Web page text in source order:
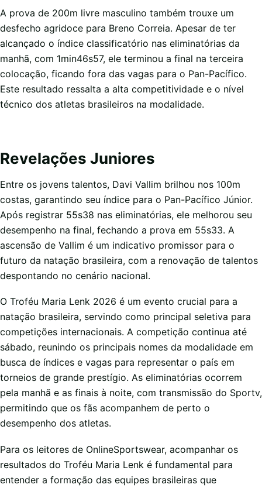
A prova de 200m livre masculino também trouxe um
desfecho agridoce para Breno Correia. Apesar de ter
alcançado o índice classificatório nas eliminatórias da
manhã, com 1min46s57, ele terminou a final na terceira
colocação, ficando fora das vagas para o Pan-Pacífico.
Este resultado ressalta a alta competitividade e o nível
técnico dos atletas brasileiros na modalidade.
Revelações Juniores
Entre os jovens talentos, Davi Vallim brilhou nos 100m
costas, garantindo seu índice para o Pan-Pacífico Júnior.
Após registrar 55s38 nas eliminatórias, ele melhorou seu
desempenho na final, fechando a prova em 55s33. A
ascensão de Vallim é um indicativo promissor para o
futuro da natação brasileira, com a renovação de talentos
despontando no cenário nacional.
O Troféu Maria Lenk 2026 é um evento crucial para a
natação brasileira, servindo como principal seletiva para
competições internacionais. A competição continua até
sábado, reunindo os principais nomes da modalidade em
busca de índices e vagas para representar o país em
torneios de grande prestígio. As eliminatórias ocorrem
pela manhã e as finais à noite, com transmissão do Sportv,
permitindo que os fãs acompanhem de perto o
desempenho dos atletas.
Para os leitores de OnlineSportswear, acompanhar os
resultados do Troféu Maria Lenk é fundamental para
entender a formação das equipes brasileiras que